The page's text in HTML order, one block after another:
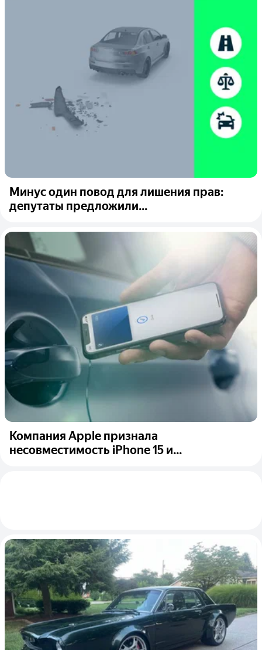
Минус один повод для лишения прав:
депутаты предложили...
Компания Apple признала
несовместимость iPhone 15 и...